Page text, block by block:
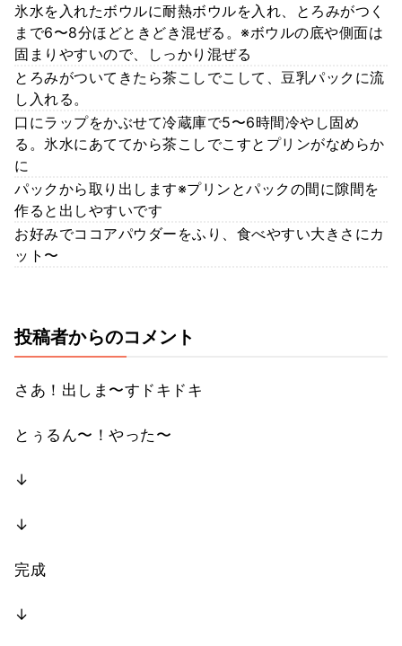
氷水を入れたボウルに耐熱ボウルを入れ、とろみがつく
まで6〜8分ほどときどき混ぜる。※ボウルの底や側面は
固まりやすいので、しっかり混ぜる
とろみがついてきたら茶こしでこして、豆乳パックに流
し入れる。
口にラップをかぶせて冷蔵庫で5〜6時間冷やし固め
る。氷水にあててから茶こしでこすとプリンがなめらか
に
パックから取り出します※プリンとパックの間に隙間を
作ると出しやすいです
お好みでココアパウダーをふり、食べやすい大きさにカ
ット〜
投稿者からのコメント
さあ！出しま〜すドキドキ
とぅるん〜！やった〜
↓
↓
完成
↓